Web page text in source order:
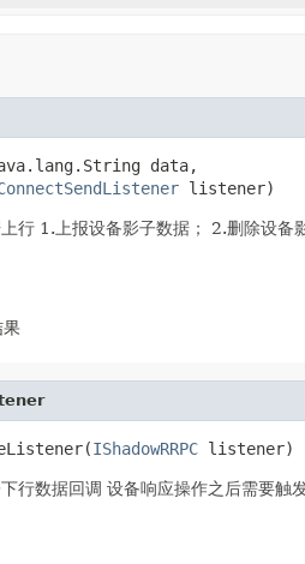
data,
listener)
行 1.上报设备影子数据； 2.删除设备
IShadowRRPC listener)
行数据回调 设备响应操作之后需要触